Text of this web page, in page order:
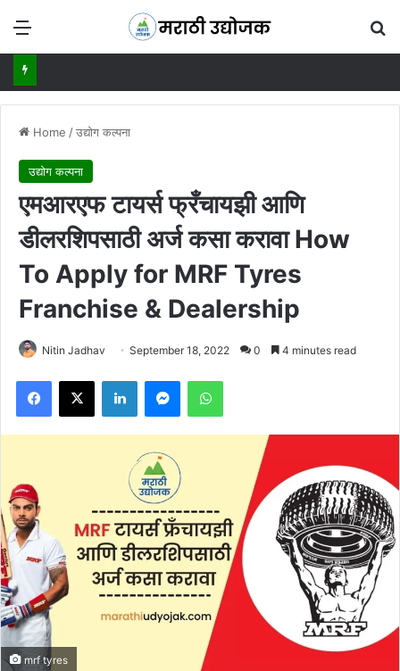
Menu
Home /उद्योग कल्पना
उद्योग कल्पना
एमआरएफ टायर्स फ्रँचायझी आणि
डीलरशिपसाठी अर्ज कसा करावा How
To Apply for MRF Tyres
Franchise & Dealership
Nitin Jadhav September 18, 2022 0 4 minutes read
Facebook
X LinkedInMessengerWhatsApp
mrf tyres